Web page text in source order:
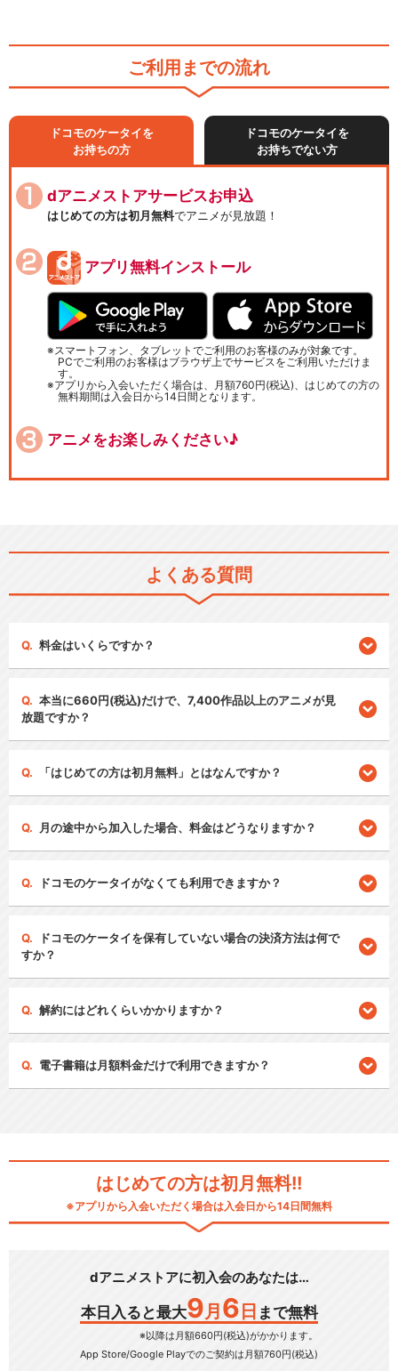
ご利用までの流れ
ドコモのケータイを
お持ちの方
ドコモのケータイを
お持ちでない方
dアニメストアサービスお申込
はじめての方は初月無料でアニメが見放題！
アプリ無料インストール
スマートフォン、タブレットでご利用のお客様のみが対象です。
PCでご利用のお客様はブラウザ上でサービスをご利用いただけま
す。
アプリから入会いただく場合は、月額760円(税込)、はじめての方の
無料期間は入会日から14日間となります。
アニメをお楽しみください♪
よくある質問
料金はいくらですか？
本当に660円(税込)だけで、7,400作品以上のアニメが見
放題ですか？
「はじめての方は初月無料」とはなんですか？
月の途中から加入した場合、料金はどうなりますか？
ドコモのケータイがなくても利用できますか？
ドコモのケータイを保有していない場合の決済方法は何で
すか？
解約にはどれくらいかかりますか？
電子書籍は月額料金だけで利用できますか？
はじめての方は初月無料!!
※アプリから入会いただく場合は入会日から14日間無料
dアニメストアに初入会のあなたは…
本日入ると最大9 月 6 日 まで無料
※以降は月額660円(税込)がかかります。
App Store/Google Playでのご契約は月額760円(税込)